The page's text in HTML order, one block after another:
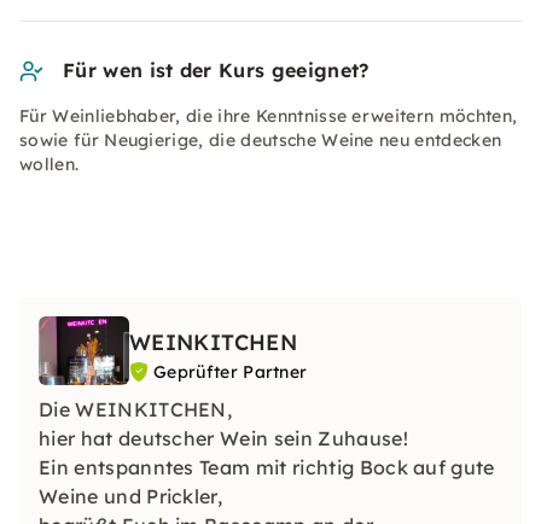
Für wen ist der Kurs geeignet?
Für Weinliebhaber, die ihre Kenntnisse erweitern möchten,
sowie für Neugierige, die deutsche Weine neu entdecken
wollen.
WEINKITCHEN
Geprüfter Partner
Die WEINKITCHEN,
hier hat deutscher Wein sein Zuhause!
Ein entspanntes Team mit richtig Bock auf gute
Weine und Prickler,